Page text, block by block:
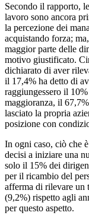
Secondo il rapporto,
lavoro sono ancora
la percezione dei
acquistando forza;
maggior parte delle
motivo giustificato.
dichiarato di aver
il 17,4% ha detto di
raggiungessero il
maggioranza, il
lasciato la propria
posizione con
In ogni caso, ciò che
decisi a iniziare una
solo il 15% dei
per il ricambio del
afferma di rilevare un
(9,2%) rispetto agli
per questo aspetto.